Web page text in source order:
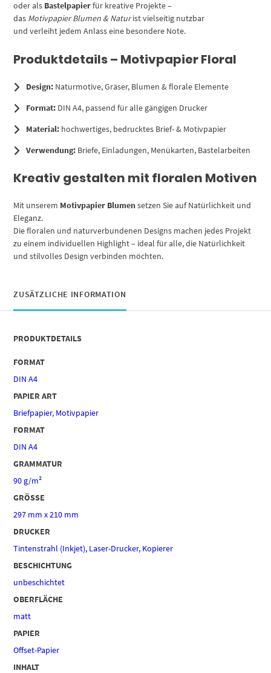
oder als Bastelpapierfür kreative Projekte –
das Motivpapier Blumen & Naturist vielseitig nutzbar
und verleiht jedem Anlass eine besondere Note.
Produktdetails – Motivpapier Floral
Design: Naturmotive, Gräser, Blumen & florale Elemente
Format: DIN A4, passend für alle gängigen Drucker
Material: hochwertiges, bedrucktes Brief- & Motivpapier
Verwendung: Briefe, Einladungen, Menükarten, Bastelarbeiten
Kreativ gestalten mit floralen Motiven
Mit unserem Motivpapier Blumensetzen Sie auf Natürlichkeit und
Eleganz.
Die floralen und naturverbundenen Designs machen jedes Projekt
zu einem individuellen Highlight – ideal für alle, die Natürlichkeit
und stilvolles Design verbinden möchten.
ZUSÄTZLICHE INFORMATION
PRODUKTDETAILS
FORMAT
DIN A4
PAPIER ART
Briefpapier, Motivpapier
FORMAT
DIN A4
GRAMMATUR
90 g/m²
GRÖSSE
297 mm x 210 mm
DRUCKER
Tintenstrahl (Inkjet), Laser-Drucker, Kopierer
BESCHICHTUNG
unbeschichtet
OBERFLÄCHE
matt
PAPIER
Offset-Papier
INHALT